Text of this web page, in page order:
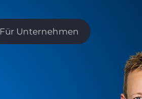
Für Unternehmen